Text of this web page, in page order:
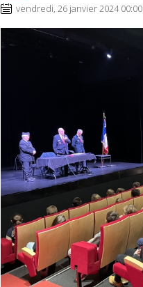
vendredi, 26 janvier 2024 00:00